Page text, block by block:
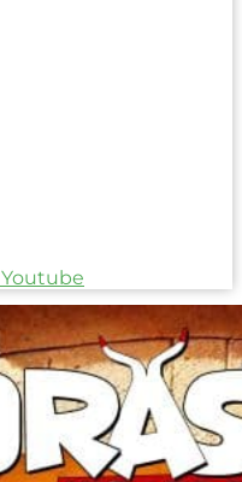
Youtube